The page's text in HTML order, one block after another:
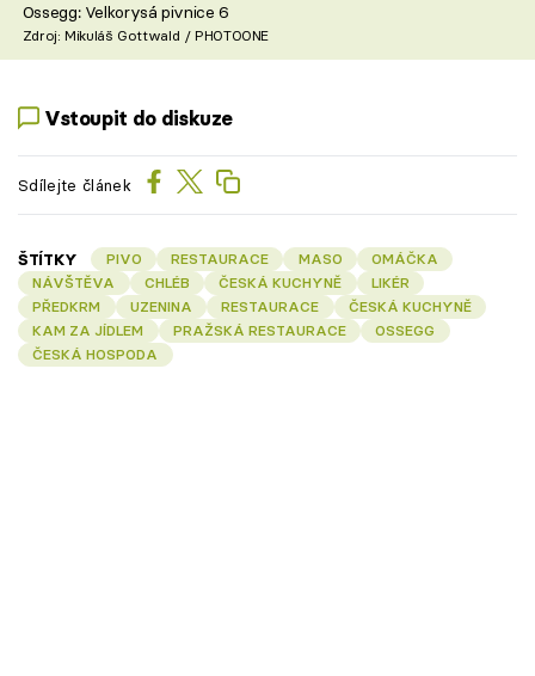
Ossegg: Velkorysá pivnice 6
Zdroj: Mikuláš Gottwald / PHOTOONE
Vstoupit do diskuze
Sdílejte článek
ŠTÍTKY PIVO RESTAURACE MASO
OMÁČKA
NÁVŠTĚVA
CHLÉB ČESKÁ KUCHYNĚ
LIKÉR
PŘEDKRM
UZENINA RESTAURACE
ČESKÁ KUCHYNĚ
KAM ZA JÍDLEM
PRAŽSKÁ RESTAURACE
OSSEGG
ČESKÁ HOSPODA